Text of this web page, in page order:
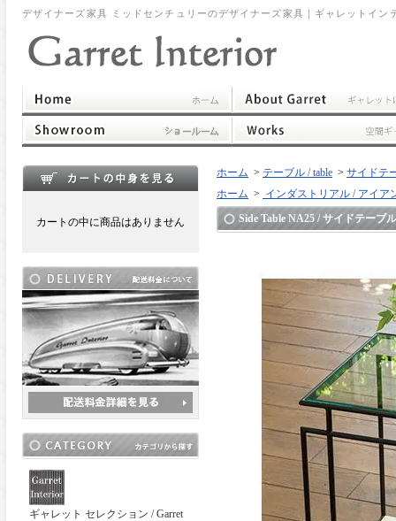
デザイナーズ家具 ミッドセンチュリーのデザイナーズ家具｜ギャレットイン
カートの中に商品はありません
ギャレット セレクション / Garret
ホーム > テーブル / table > サイドテ
ホーム > インダストリアル / アイア
Side Table NA25 / サイドテーブ